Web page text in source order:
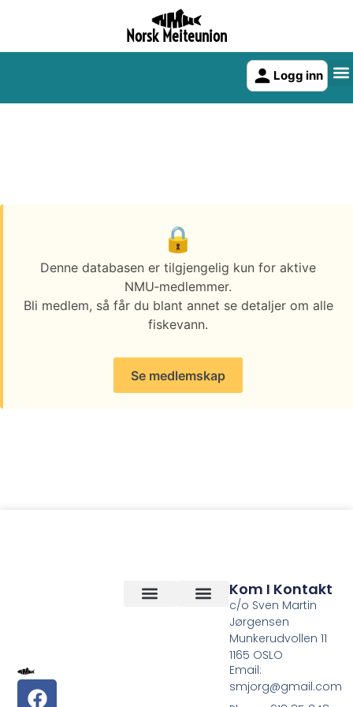
Norsk Meiteunion
Logg inn
Denne databasen er tilgjengelig kun for aktive
NMU‑medlemmer.
Bli medlem, så får du blant annet se detaljer om alle
fiskevann.
Se medlemskap
Kom I Kontakt
c/o Sven Martin
Jørgensen
Munkerudvollen 11
1165 OSLO
Email:
smjorg@gmail.com